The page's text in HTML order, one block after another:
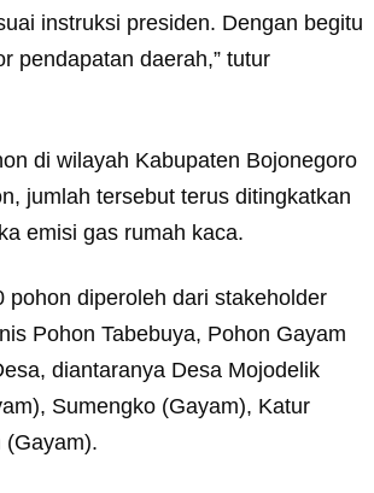
instruksi presiden. Dengan begitu
pendapatan daerah,” tutur
di wilayah Kabupaten Bojonegoro
jumlah tersebut terus ditingkatkan
emisi gas rumah kaca.
diperoleh dari stakeholder
Pohon Tabebuya, Pohon Gayam
diantaranya Desa Mojodelik
Sumengko (Gayam), Katur
(Gayam).